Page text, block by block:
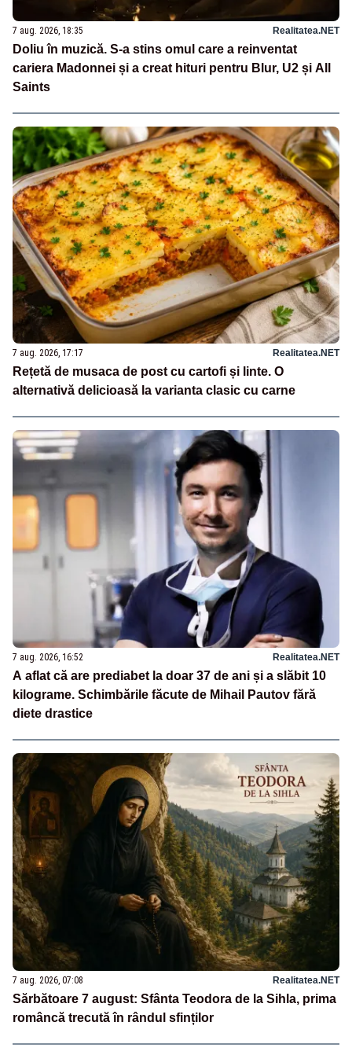
7 aug. 2026, 18:35 Realitatea.NET
Doliu în muzică. S-a stins omul care a reinventat
cariera Madonnei și a creat hituri pentru Blur, U2 și All
Saints
7 aug. 2026, 17:17 Realitatea.NET
Rețetă de musaca de post cu cartofi și linte. O
alternativă delicioasă la varianta clasic cu carne
7 aug. 2026, 16:52 Realitatea.NET
A aflat că are prediabet la doar 37 de ani și a slăbit 10
kilograme. Schimbările făcute de Mihail Pautov fără
diete drastice
7 aug. 2026, 07:08 Realitatea.NET
Sărbătoare 7 august: Sfânta Teodora de la Sihla, prima
româncă trecută în rândul sfinților